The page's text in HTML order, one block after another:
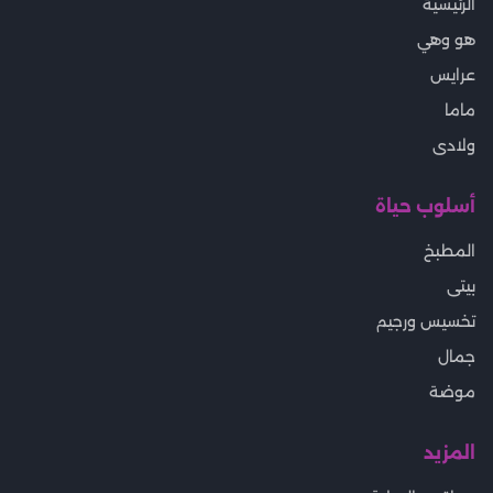
الرئيسية
هو وهي
عرايس
ماما
ولادى
أسلوب حياة
المطبخ
بيتى
تخسيس ورجيم
جمال
موضة
المزيد